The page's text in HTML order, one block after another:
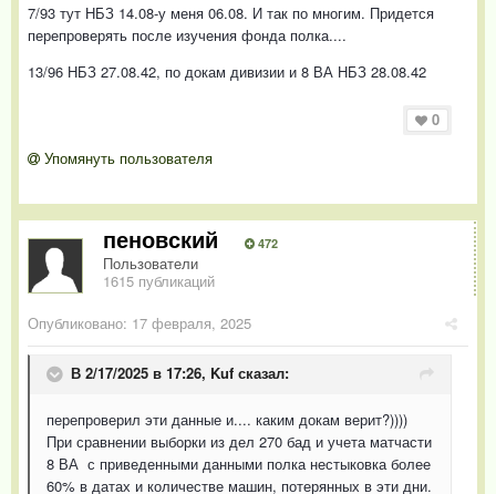
7/93 тут НБЗ 14.08-у меня 06.08. И так по многим. Придется
перепроверять после изучения фонда полка....
13/96 НБЗ 27.08.42, по докам дивизии и 8 ВА НБЗ 28.08.42
0
Упомянуть пользователя
пеновский 472
Пользователи
1615 публикаций
Опубликовано: 17 февраля, 2025
В 2/17/2025 в 17:26, Kuf сказал:
перепроверил эти данные и.... каким докам верит?))))
При сравнении выборки из дел 270 бад и учета матчасти
8 ВА с приведенными данными полка нестыковка более
60% в датах и количестве машин, потерянных в эти дни.